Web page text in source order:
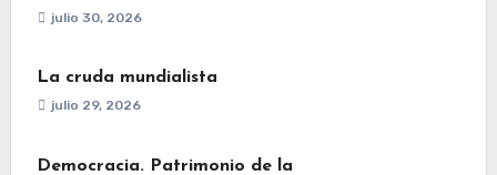
julio 30, 2026
La cruda mundialista
julio 29, 2026
Democracia. Patrimonio de la